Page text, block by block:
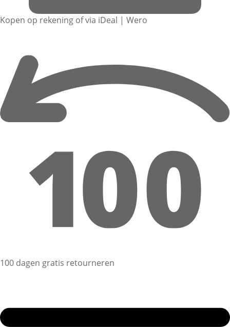
Kopen op rekening of via iDeal | Wero
100 dagen gratis retourneren